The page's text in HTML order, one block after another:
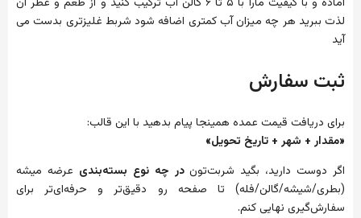
لذت ببرید هر چه میزان آب کمتری اضافه شود شربط غلیزتری بدست می
آید
ثبت سفارش
برای دریافت قیمت عمده همینجا پیام بدهید با این قالب:
«مقدار + شهر + تاریخ تحویل»
اگر دوست دارید، بگید شربت‌توندر چه نوع بسته‌بندی عرضه میشه
(بطری/شیشه/گالن/فله) تا صفحه رو دقیق‌تر و حرفه‌ای‌تر برای
سفارش‌گیری نهایی کنم.